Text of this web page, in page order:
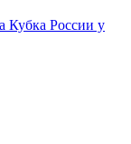
Кубка России у